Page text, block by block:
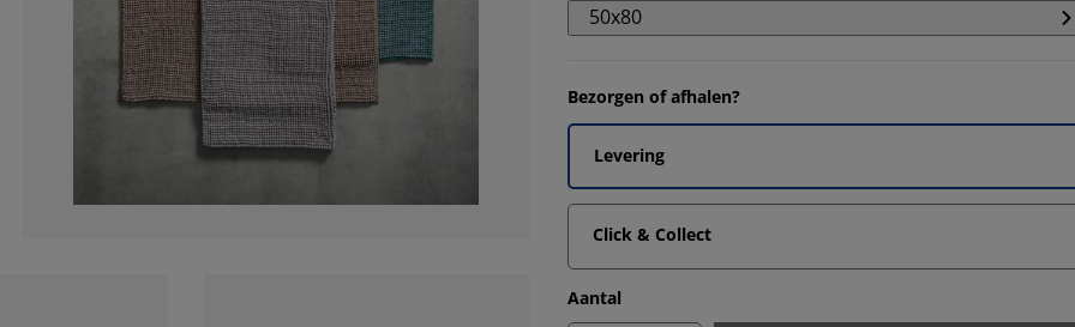
50x80
Bezorgen of afhalen?
Levering
Click & Collect
Aantal